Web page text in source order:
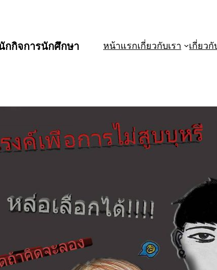
กกิจการนักศึกษา หน้าแรกเกี่ยวกับเรา เกี่ยว